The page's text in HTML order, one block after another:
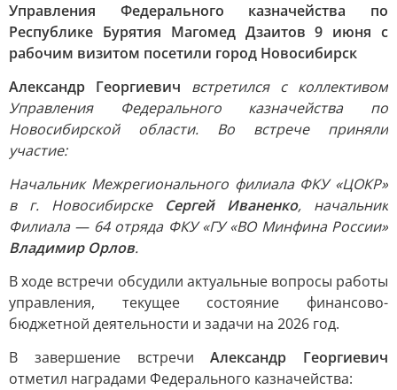
Управления Федерального казначейства по
Республике Бурятия Магомед Дзаитов 9 июня с
рабочим визитом посетили город Новосибирск
Александр Георгиевич встретился с коллективом
Управления Федерального казначейства по
Новосибирской области. Во встрече приняли
участие:
Начальник Межрегионального филиала ФКУ «ЦОКР»
в г. Новосибирске Сергей Иваненко, начальник
Филиала — 64 отряда ФКУ «ГУ «ВО Минфина России»
Владимир Орлов.
В ходе встречи обсудили актуальные вопросы работы
управления, текущее состояние финансово-
бюджетной деятельности и задачи на 2026 год.
В завершение встречиАлександр Георгиевич
отметил наградами Федерального казначейства: